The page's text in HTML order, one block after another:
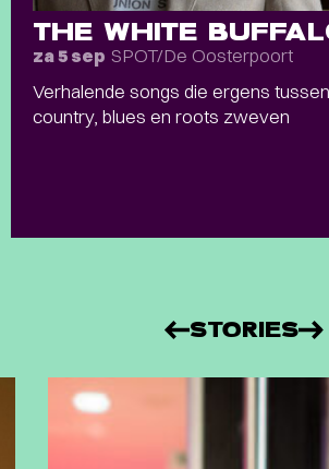
THE WHITE
za 5 sep SPOT/De Oosterpoort
Verhalende songs die ergens
country, blues en roots zweven
STORIES